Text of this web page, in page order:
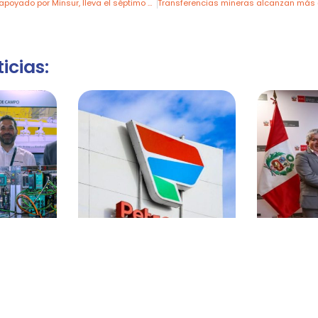
Festival Runa Cine, apoyado por Minsur, lleva el séptimo arte a comunidades de Puno con gran éxito